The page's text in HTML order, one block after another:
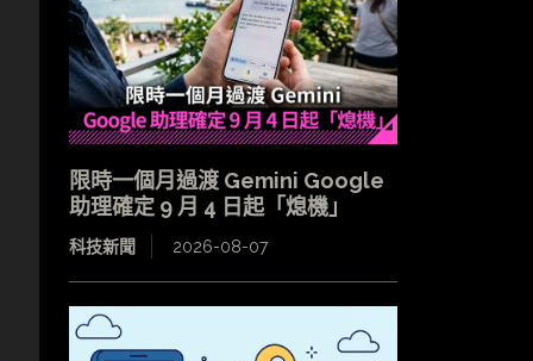
限時一個月過渡 Gemini Google
助理確定 9 月 4 日起「熄機」
科技新聞 2026-08-07